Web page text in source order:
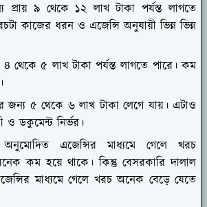
প্রায় ৯ থেকে ১২ লাখ টাকা পর্যন্ত লাগতে
কাজের ধরন ও এজেন্সি অনুযায়ী ভিন্ন ভিন্ন
৪ থেকে ৫ লাখ টাকা পর্যন্ত লাগতে পারে। কম
জন্য ৫ থেকে ৬ লাখ টাকা লেগে যায়। এটাও
ও ডকুমেন্ট নির্ভর।
এজেন্সির মাধ্যমে গেলে খরচ
কম হয়ে থাকে। কিন্তু বেসরকারি দালাল
মাধ্যমে গেলে খরচ অনেক বেড়ে যেতে